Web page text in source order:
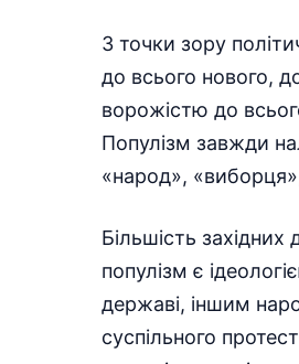
З точки зору
до всього нового,
ворожістю до
Популізм завжди
«народ»,
Більшість
популізм є
державі, іншим
суспільного